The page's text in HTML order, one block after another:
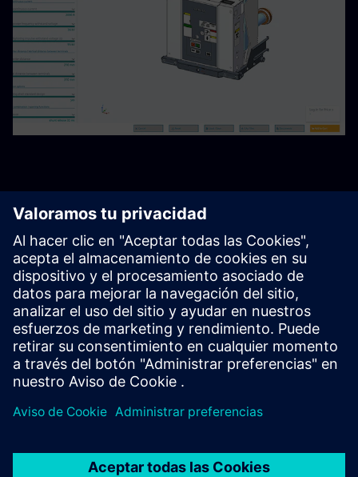
Comienza tu viaje.
Ponte en contacto con nosotros